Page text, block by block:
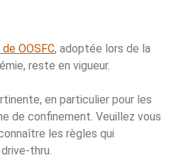
OOSFC, adoptée lors de la
reste en vigueur.
en particulier pour les
de confinement. Veuillez vous
les règles qui
thru.